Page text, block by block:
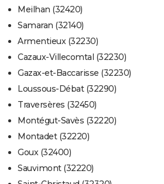
Meilhan (32420)
Samaran (32140)
Armentieux (32230)
Cazaux-Villecomtal (32230)
Gazax-et-Baccarisse (32230)
Loussous-Débat (32290)
Traversères (32450)
Montégut-Savès (32220)
Montadet (32220)
Goux (32400)
Sauvimont (32220)